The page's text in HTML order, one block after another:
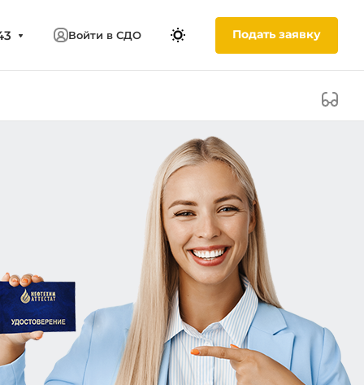
Войти в СДО Подать заявку